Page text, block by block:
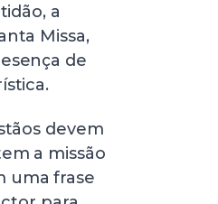
a
Missa,
de
devem
a missão
uma frase